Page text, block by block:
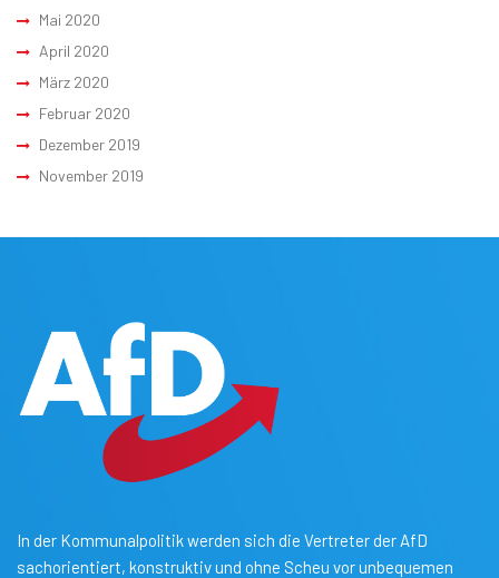
Mai 2020
April 2020
März 2020
Februar 2020
Dezember 2019
November 2019
In der Kommunalpolitik werden sich die Vertreter der AfD
sachorientiert, konstruktiv und ohne Scheu vor unbequemen